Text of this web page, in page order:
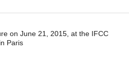
on June 21, 2015, at the IFCC
Paris